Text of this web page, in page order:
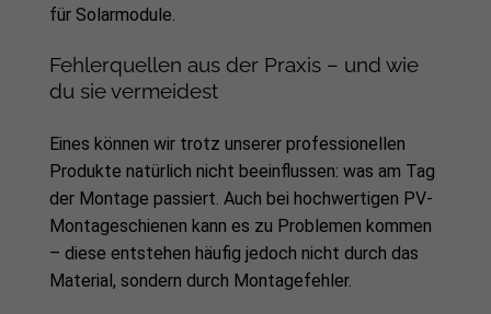
für Solarmodule.
Fehlerquellen aus der Praxis – und wie
du sie vermeidest
Eines können wir trotz unserer professionellen
Produkte natürlich nicht beeinflussen: was am Tag
der Montage passiert. Auch bei hochwertigen PV-
Montageschienen kann es zu Problemen kommen
– diese entstehen häufig jedoch nicht durch das
Material, sondern durch Montagefehler.